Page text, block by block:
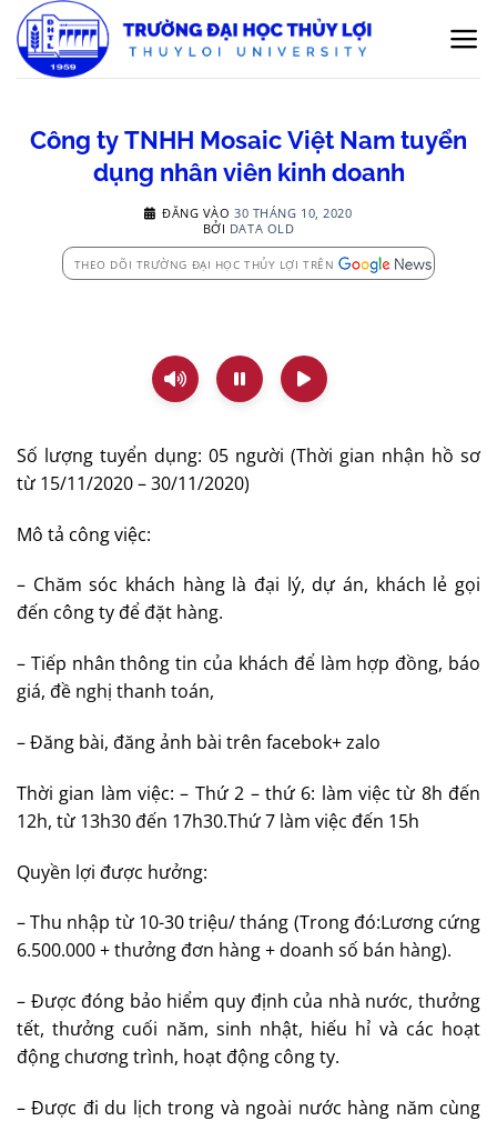
qua
nội
Công ty TNHH Mosaic Việt Nam tuyển
dụng nhân viên kinh doanh
ĐĂNG VÀO30 THÁNG 10, 2020
BỞI DATA OLD
THEO DÕI TRƯỜNG ĐẠI HỌC THỦY LỢI TRÊN
Số lượng tuyển dụng: 05 người (Thời gian nhận hồ sơ
từ 15/11/2020 – 30/11/2020)
Mô tả công việc:
– Chăm sóc khách hàng là đại lý, dự án, khách lẻ gọi
đến công ty để đặt hàng.
– Tiếp nhân thông tin của khách để làm hợp đồng, báo
giá, đề nghị thanh toán,
– Đăng bài, đăng ảnh bài trên facebok+ zalo
Thời gian làm việc: – Thứ 2 – thứ 6: làm việc từ 8h đến
12h, từ 13h30 đến 17h30.Thứ 7 làm việc đến 15h
Quyền lợi được hưởng:
– Thu nhập từ 10-30 triệu/ tháng (Trong đó:Lương cứng
6.500.000 + thưởng đơn hàng + doanh số bán hàng).
– Được đóng bảo hiểm quy định của nhà nước, thưởng
tết, thưởng cuối năm, sinh nhật, hiếu hỉ và các hoạt
động chương trình, hoạt động công ty.
– Được đi du lịch trong và ngoài nước hàng năm cùng